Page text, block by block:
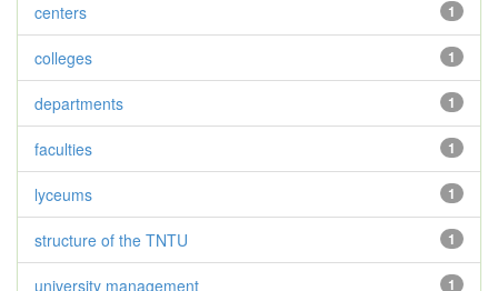
1
centers
1
colleges
1
departments
1
faculties
1
lyceums
1
structure of the TNTU
1
university management